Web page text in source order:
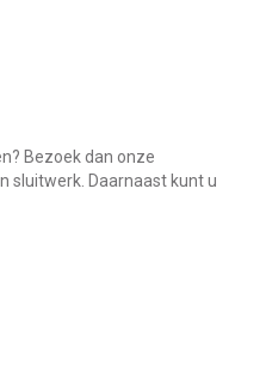
Bezoek dan onze
sluitwerk. Daarnaast kunt u